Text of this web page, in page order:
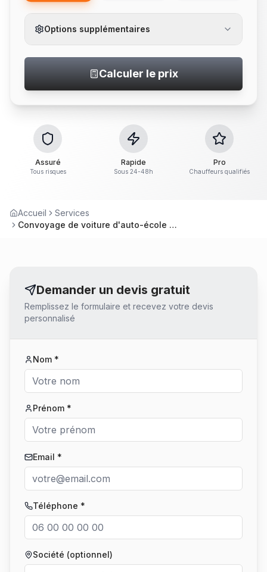
Options supplémentaires
Calculer le prix
Assuré
Tous risques
Rapide
Sous 24-48h
Pro
Chauffeurs qualifiés
Accueil
Services
Convoyage de voiture d'auto-école à Nantes
Demander un devis gratuit
Remplissez le formulaire et recevez votre devis
personnalisé
Nom *
Prénom *
Email *
Téléphone *
Société (optionnel)